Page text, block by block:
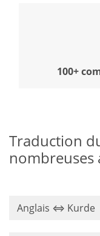
100+
Traduction
nombreuses
Anglais ⇔ Kurde